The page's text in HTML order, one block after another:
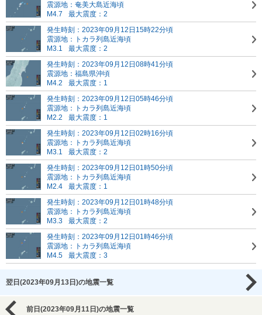
震源地：奄美大島近海頃
M4.7
最大震度：2
発生時刻：2023年09月12日15時22分頃
震源地：トカラ列島近海頃
M3.1
最大震度：2
発生時刻：2023年09月12日08時41分頃
震源地：福島県沖頃
M4.2
最大震度：1
発生時刻：2023年09月12日05時46分頃
震源地：トカラ列島近海頃
M2.2
最大震度：1
発生時刻：2023年09月12日02時16分頃
震源地：トカラ列島近海頃
M3.1
最大震度：2
発生時刻：2023年09月12日01時50分頃
震源地：トカラ列島近海頃
M2.4
最大震度：1
発生時刻：2023年09月12日01時48分頃
震源地：トカラ列島近海頃
M3.3
最大震度：2
発生時刻：2023年09月12日01時46分頃
震源地：トカラ列島近海頃
M4.5
最大震度：3
翌日(2023年09月13日)の地震一覧
前日(2023年09月11日)の地震一覧